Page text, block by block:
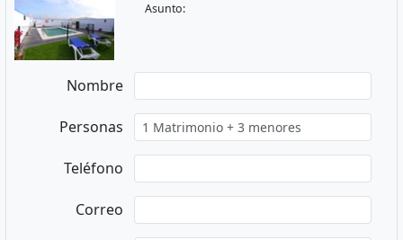
Asunto:
Nombre
Personas
Teléfono
Correo